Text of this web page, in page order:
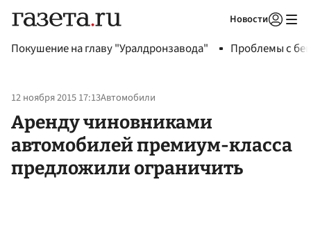
Новости
Покушение на главу "Уралдронзавода" Проблемы с
12 ноября 2015 17:13Автомобили
Аренду чиновниками
автомобилей премиум-класса
предложили ограничить